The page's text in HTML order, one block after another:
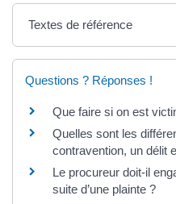
Textes de référence
Questions ? Réponses !
Que faire si on est
Quelles sont les
contravention, un délit
Le procureur doit-il
suite d’une plainte ?